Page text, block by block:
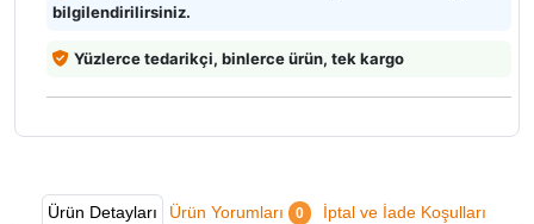
bilgilendirilirsiniz.
Yüzlerce tedarikçi, binlerce ürün, tek kargo
Ürün Detayları Ürün Yorumları 0 İptal ve İade Koşulları